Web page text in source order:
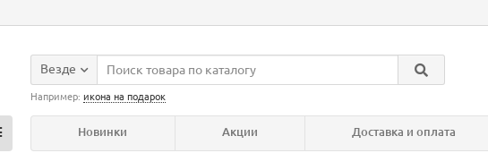
Везде
Например: икона на подарок
Новинки Акции Доставка и оплата